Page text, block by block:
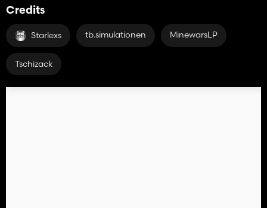
Credits
Starlexs tb.simulationen MinewarsLP
Tschizack